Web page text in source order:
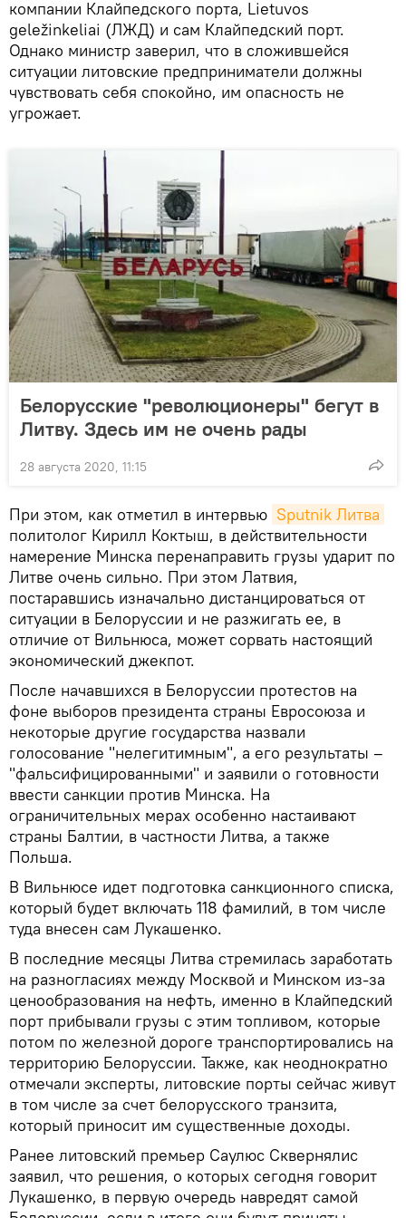
компании Клайпедского порта, Lietuvos
geležinkeliai (ЛЖД) и сам Клайпедский порт.
Однако министр заверил, что в сложившейся
ситуации литовские предприниматели должны
чувствовать себя спокойно, им опасность не
угрожает.
Белорусские "революционеры" бегут в
Литву. Здесь им не очень рады
28 августа 2020, 11:15
При этом, как отметил в интервью Sputnik Литва
политолог Кирилл Коктыш, в действительности
намерение Минска перенаправить грузы ударит по
Литве очень сильно. При этом Латвия,
постаравшись изначально дистанцироваться от
ситуации в Белоруссии и не разжигать ее, в
отличие от Вильнюса, может сорвать настоящий
экономический джекпот.
После начавшихся в Белоруссии протестов на
фоне выборов президента страны Евросоюза и
некоторые другие государства назвали
голосование "нелегитимным", а его результаты –
"фальсифицированными" и заявили о готовности
ввести санкции против Минска. На
ограничительных мерах особенно настаивают
страны Балтии, в частности Литва, а также
Польша.
В Вильнюсе идет подготовка санкционного списка,
который будет включать 118 фамилий, в том числе
туда внесен сам Лукашенко.
В последние месяцы Литва стремилась заработать
на разногласиях между Москвой и Минском из-за
ценообразования на нефть, именно в Клайпедский
порт прибывали грузы с этим топливом, которые
потом по железной дороге транспортировались на
территорию Белоруссии. Также, как неоднократно
отмечали эксперты, литовские порты сейчас живут
в том числе за счет белорусского транзита,
который приносит им существенные доходы.
Ранее литовский премьер Саулюс Сквернялис
заявил, что решения, о которых сегодня говорит
Лукашенко, в первую очередь навредят самой